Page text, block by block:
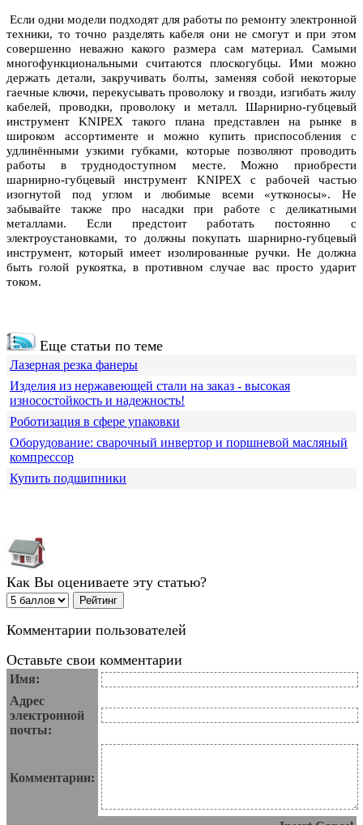
Если одни модели подходят для работы по ремонту электронной
техники, то точно разделять кабеля они не смогут и при этом
совершенно неважно какого размера сам материал. Самыми
многофункциональными считаются плоскогубцы. Ими можно
держать детали, закручивать болты, заменяя собой некоторые
гаечные ключи, перекусывать проволоку и гвозди, изгибать жилу
кабелей, проводки, проволоку и металл. Шарнирно-губцевый
инструмент KNIPEX такого плана представлен на рынке в
широком ассортименте и можно купить приспособления с
удлинёнными узкими губками, которые позволяют проводить
работы в труднодоступном месте. Можно приобрести
шарнирно-губцевый инструмент KNIPEX с рабочей частью
изогнутой под углом и любимые всеми «утконосы». Не
забывайте также про насадки при работе с деликатными
металлами. Если предстоит работать постоянно с
электроустановками, то должны покупать шарнирно-губцевый
инструмент, который имеет изолированные ручки. Не должна
быть голой рукоятка, в противном случае вас просто ударит
током.
Еще статьи по теме
Лазерная резка фанеры
Изделия из нержавеющей стали на заказ - высокая
износостойкость и надежность!
Роботизация в сфере упаковки
Оборудование: сварочный инвертор и поршневой масляный
компрессор
Купить подшипники
Как Вы оцениваете эту статью?
Комментарии пользователей
Оставьте свои комментарии
Имя:
Адрес
электронной
почты:
Комментарии: